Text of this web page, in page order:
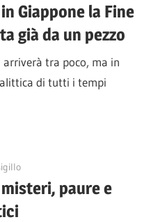
Giappone la Fine
già da un pezzo
tra poco, ma in
di tutti i tempi
paure e